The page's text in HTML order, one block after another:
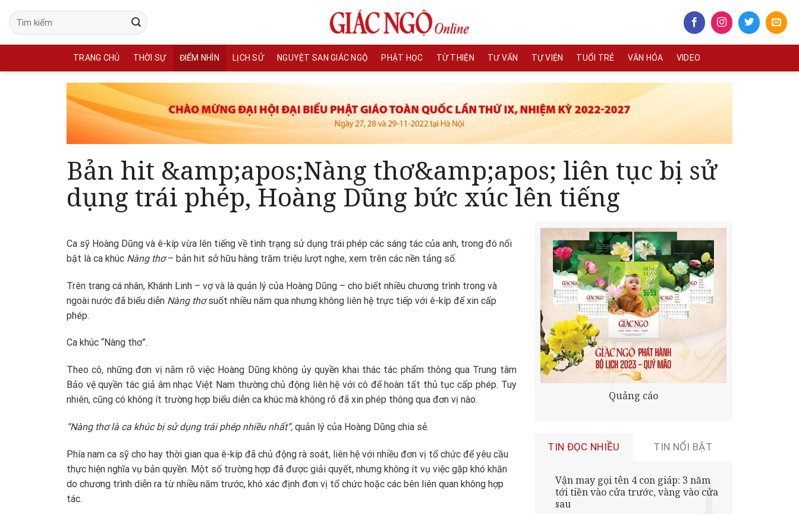
content
TRANG CHỦ THỜI SỰ ĐIỂM NHÌN LỊCH SỬ NGUYỆT SAN GIÁC NGỘ PHẬT HỌC TỪ THIỆN TƯ VẤN TỰ VIỆN TUỔI TRẺ VĂN HÓA VIDEO
Bản hit &amp;apos;Nàng thơ&amp;apos; liên tục bị sử
dụng trái phép, Hoàng Dũng bức xúc lên tiếng
Ca sỹ Hoàng Dũng và ê-kíp vừa lên tiếng về tình trạng sử dụng trái phép các sáng tác của anh, trong đó nổi
bật là ca khúc Nàng thơ– bản hit sở hữu hàng trăm triệu lượt nghe, xem trên các nền tảng số.
Trên trang cá nhân, Khánh Linh – vợ và là quản lý của Hoàng Dũng – cho biết nhiều chương trình trong và
ngoài nước đã biểu diễn Nàng thơsuốt nhiều năm qua nhưng không liên hệ trực tiếp với ê-kíp để xin cấp
phép.
Ca khúc “Nàng thơ”.
Theo cô, những đơn vị nắm rõ việc Hoàng Dũng không ủy quyền khai thác tác phẩm thông qua Trung tâm
Bảo vệ quyền tác giả âm nhạc Việt Nam thường chủ động liên hệ với cô để hoàn tất thủ tục cấp phép. Tuy
nhiên, cũng có không ít trường hợp biểu diễn ca khúc mà không rõ đã xin phép thông qua đơn vị nào.
“Nàng thơ là ca khúc bị sử dụng trái phép nhiều nhất”, quản lý của Hoàng Dũng chia sẻ.
Phía nam ca sỹ cho hay thời gian qua ê-kíp đã chủ động rà soát, liên hệ với nhiều đơn vị tổ chức để yêu cầu
thực hiện nghĩa vụ bản quyền. Một số trường hợp đã được giải quyết, nhưng không ít vụ việc gặp khó khăn
do chương trình diễn ra từ nhiều năm trước, khó xác định đơn vị tổ chức hoặc các bên liên quan không hợp
tác.
Quảng cáo
TIN ĐỌC NHIỀU TIN NỔI BẬT
Vận may gọi tên 4 con giáp: 3 năm
tới tiền vào cửa trước, vàng vào cửa
sau